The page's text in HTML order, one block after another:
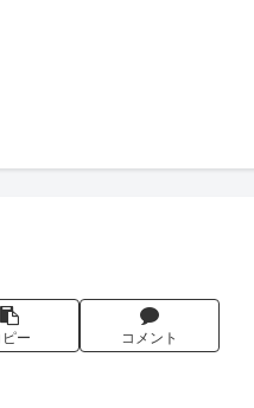
ピー コメント